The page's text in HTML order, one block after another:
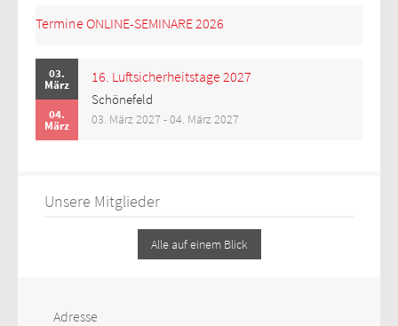
Termine ONLINE-SEMINARE 2026
03.
März
04.
März
16. Luftsicherheitstage 2027
Schönefeld
03. März 2027 - 04. März 2027
Unsere Mitglieder
Alle auf einem Blick
Adresse